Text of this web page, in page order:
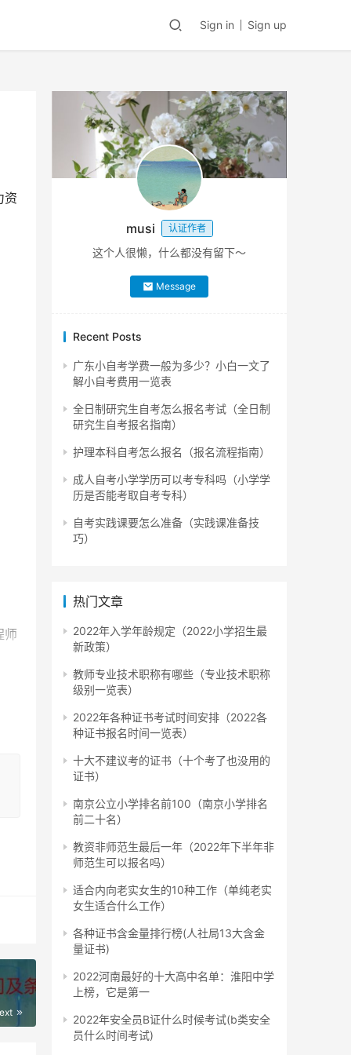
Sign in Sign up
资
师
；
musi 认证作者
这个人很懒，什么都没有留下～
Message
Recent Posts
广东小自考学费一般为多少？小白一文了
解小自考费用一览表
全日制研究生自考怎么报名考试（全日制
研究生自考报名指南）
护理本科自考怎么报名（报名流程指南）
成人自考小学学历可以考专科吗（小学学
历是否能考取自考专科）
自考实践课要怎么准备（实践课准备技
巧）
热门文章
2022年入学年龄规定（2022小学招生最
新政策）
教师专业技术职称有哪些（专业技术职称
级别一览表）
2022年各种证书考试时间安排（2022各
种证书报名时间一览表）
十大不建议考的证书（十个考了也没用的
证书）
南京公立小学排名前100（南京小学排名
前二十名）
教资非师范生最后一年（2022年下半年非
师范生可以报名吗）
适合内向老实女生的10种工作（单纯老实
女生适合什么工作）
各种证书含金量排行榜(人社局13大含金
量证书)
2022河南最好的十大高中名单：淮阳中学
上榜，它是第一
2022年安全员B证什么时候考试(b类安全
员什么时间考试)